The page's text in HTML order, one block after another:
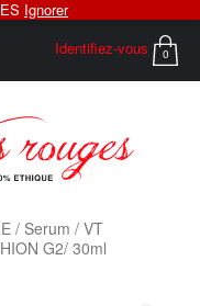
Identifiez-vous 0
/ Serum / VT
G2/ 30ml
Ignorer